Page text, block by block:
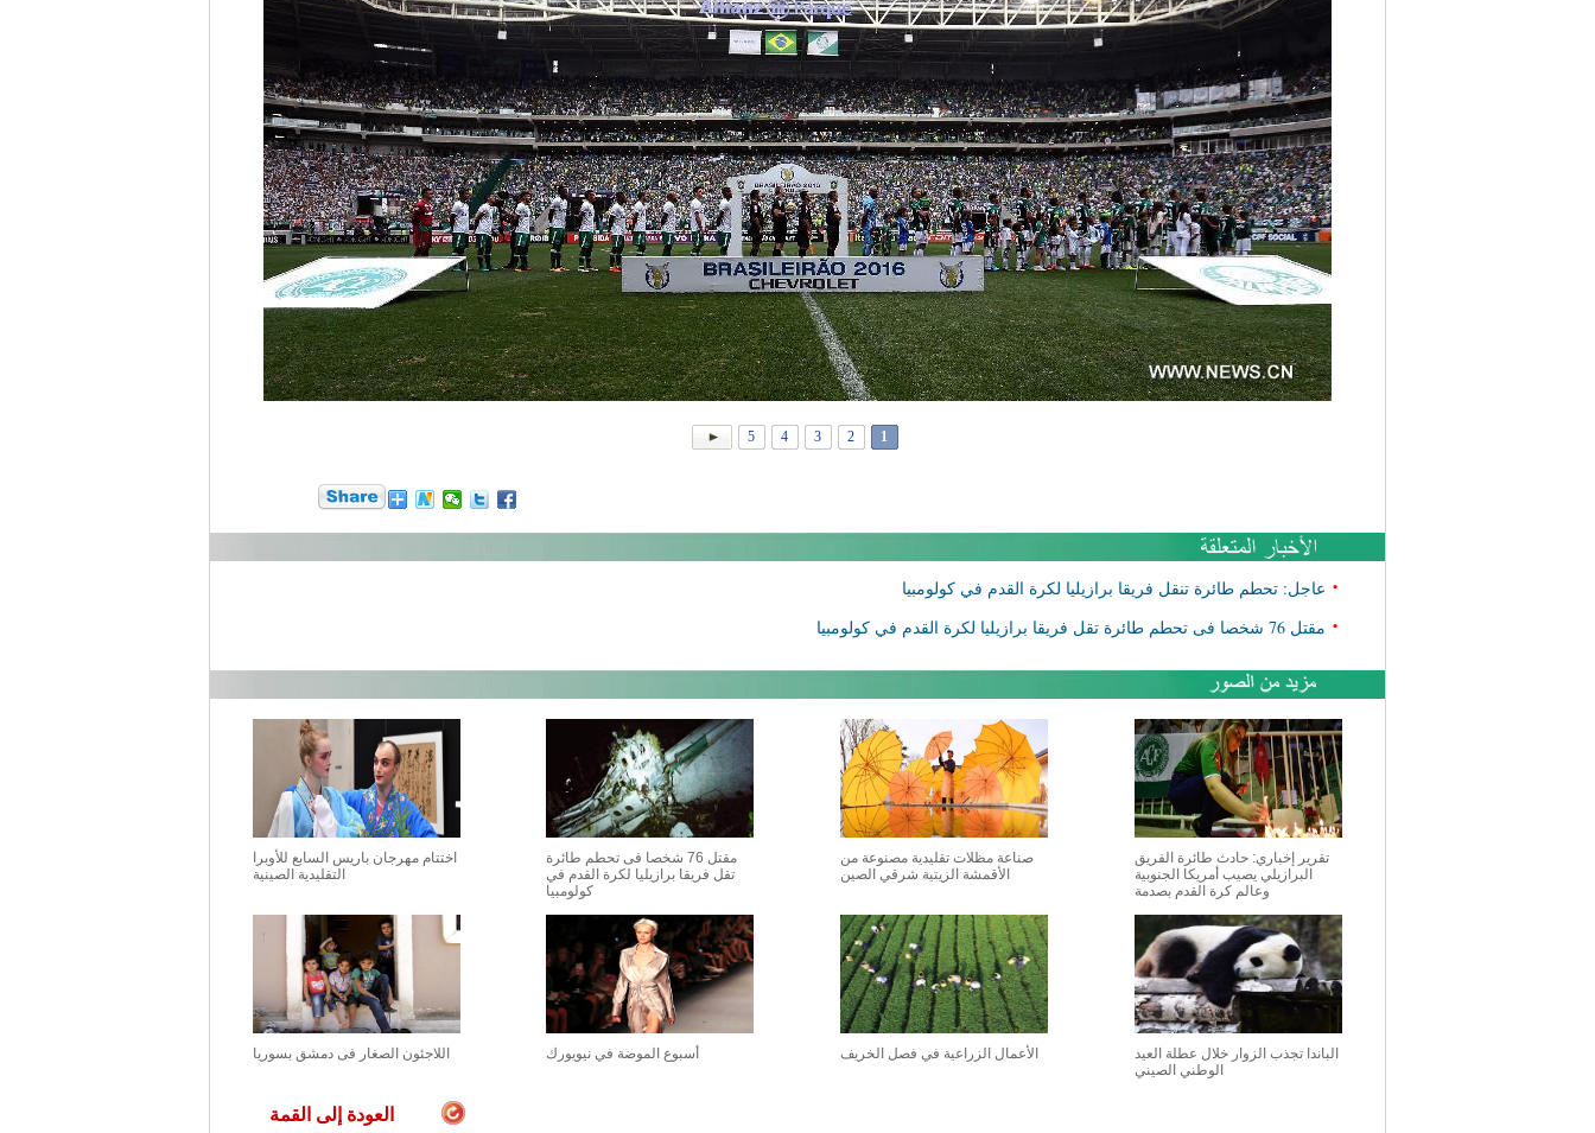
1
2
3
4
5
• عاجل: تحطم طائرة تنقل فريقا برازيليا لكرة القدم في كولومبيا
• مقتل 76 شخصا فى تحطم طائرة تقل فريقا برازيليا لكرة القدم في كولومبيا
تقرير إخباري: حادث طائرة الفريق
البرازيلي يصيب أمريكا الجنوبية
وعالم كرة القدم بصدمة
صناعة مظلات تقليدية مصنوعة من
الأقمشة الزيتية شرقي الصين
مقتل 76 شخصا فى تحطم طائرة
تقل فريقا برازيليا لكرة القدم في
كولومبيا
اختتام مهرجان باريس السابع للأوبرا
التقليدية الصينية
الباندا تجذب الزوار خلال عطلة العيد
الوطني الصيني
الأعمال الزراعية في فصل الخريف أسبوع الموضة في نيويورك اللاجئون الصغار فى دمشق بسوريا
العودة إلى القمة